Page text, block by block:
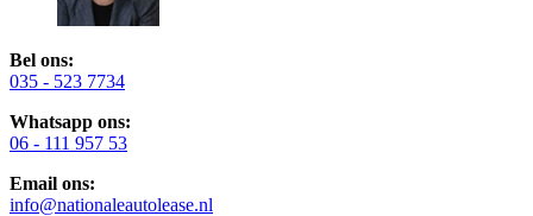
Bel ons:
035 - 523 7734
Whatsapp ons:
06 - 111 957 53
Email ons:
info@nationaleautolease.nl